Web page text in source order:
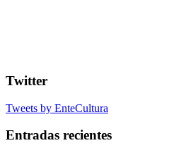
Twitter
Tweets by EnteCultura
Entradas recientes